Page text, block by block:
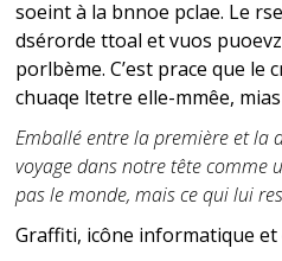
soeint à la bnnoe pclae. Le
dsérorde ttoal et vuos
porlbème. C’est prace que le
chuaqe ltetre elle-mmêe,
Emballé entre la première et la
voyage dans notre tête comme
pas le monde, mais ce qui lui
Graffiti, icône informatique